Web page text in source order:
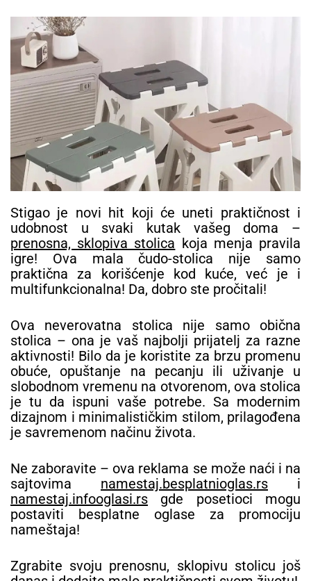
Stigao je novi hit koji će uneti praktičnost i
udobnost u svaki kutak vašeg doma –
prenosna, sklopiva stolica koja menja pravila
igre! Ova mala čudo-stolica nije samo
praktična za korišćenje kod kuće, već je i
multifunkcionalna! Da, dobro ste pročitali!
Ova neverovatna stolica nije samo obična
stolica – ona je vaš najbolji prijatelj za razne
aktivnosti! Bilo da je koristite za brzu promenu
obuće, opuštanje na pecanju ili uživanje u
slobodnom vremenu na otvorenom, ova stolica
je tu da ispuni vaše potrebe. Sa modernim
dizajnom i minimalističkim stilom, prilagođena
je savremenom načinu života.
Ne zaboravite – ova reklama se može naći i na
sajtovima namestaj.besplatnioglas.rs i
namestaj.infooglasi.rs gde posetioci mogu
postaviti besplatne oglase za promociju
nameštaja!
Zgrabite svoju prenosnu, sklopivu stolicu još